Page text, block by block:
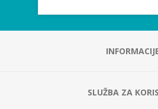
SLUŽBA ZA